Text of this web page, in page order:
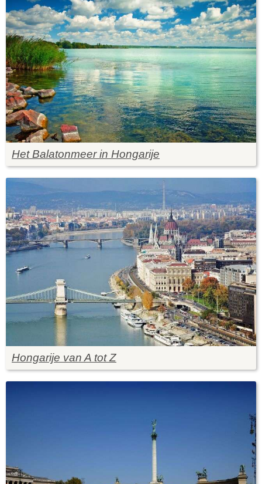
Het Balatonmeer in Hongarije
Hongarije van A tot Z